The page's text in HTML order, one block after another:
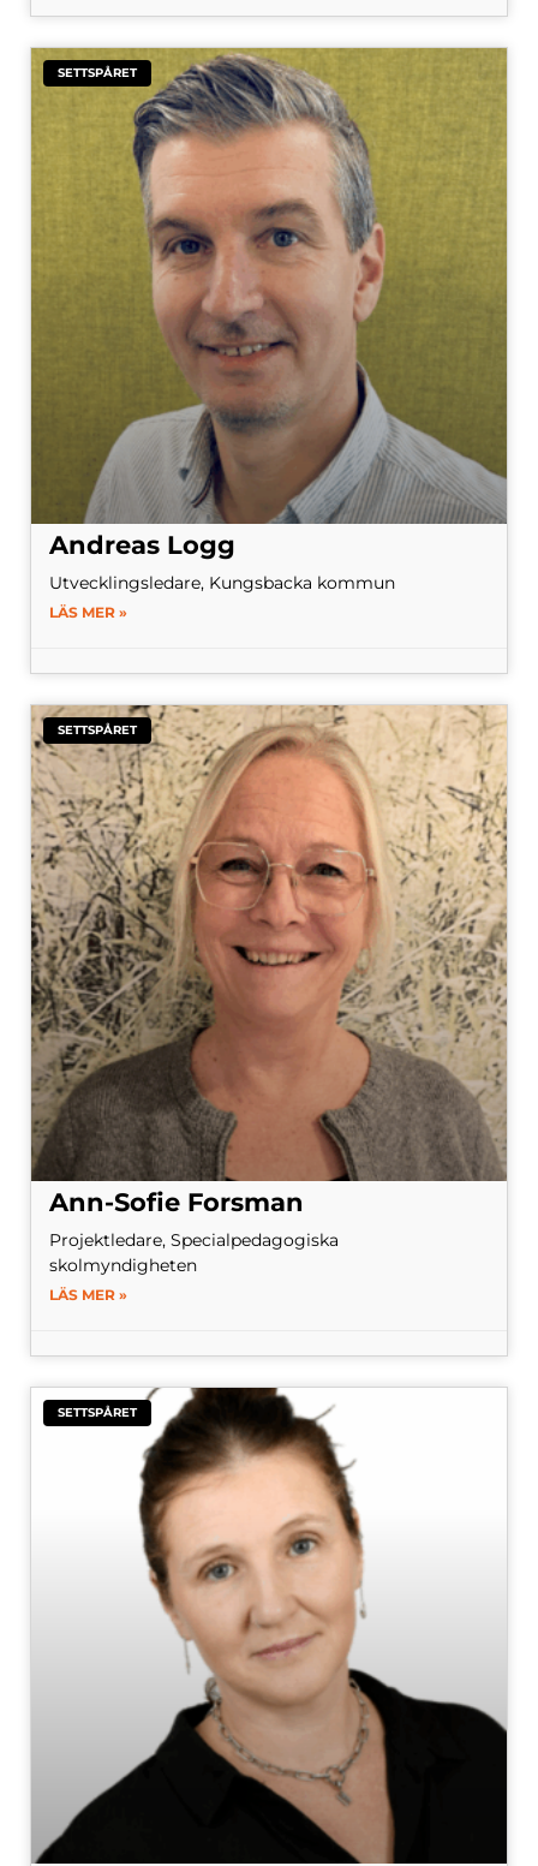
SETTSPÅRET
Andreas Logg
Utvecklingsledare, Kungsbacka kommun
LÄS MER »
SETTSPÅRET
Ann-Sofie Forsman
Projektledare, Specialpedagogiska
skolmyndigheten
LÄS MER »
SETTSPÅRET